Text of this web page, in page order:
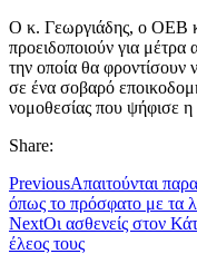
Ο κ. Γεωργιάδης, ο ΟΕΒ
προειδοποιούν για
την οποία θα
σε ένα σοβαρό
νομοθεσίας που ψήφισε
Share:
PreviousΑπαιτούνται
όπως το πρόσφατο με τα
NextΟι ασθενείς στον
έλεος τους